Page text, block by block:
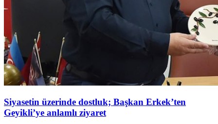
Siyasetin üzerinde dostluk; Başkan Erkek’ten
Geyikli’ye anlamlı ziyaret